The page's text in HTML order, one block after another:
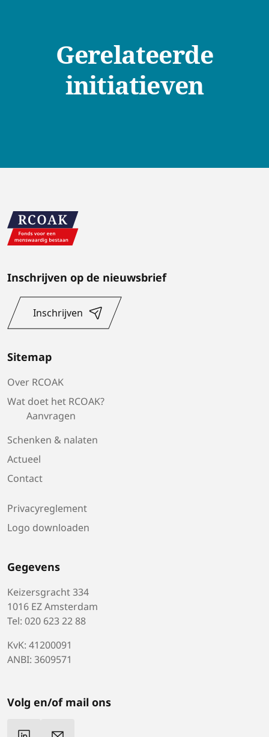
Gerelateerde
initiatieven
Inschrijven op de nieuwsbrief
Inschrijven
Sitemap
Over RCOAK
Wat doet het RCOAK?
Aanvragen
Schenken & nalaten
Actueel
Contact
Privacyreglement
Logo downloaden
Gegevens
Keizersgracht 334
1016 EZ Amsterdam
Tel: 020 623 22 88
KvK: 41200091
ANBI: 3609571
Volg en/of mail ons